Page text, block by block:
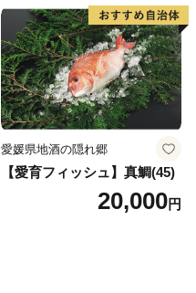
取り寄せグルメ 魚醤 ナンプ
ラー 愛知県 小牧市 冷凍 送料
無料
愛媛県地酒の隠れ郷
【愛育フィッシュ】真鯛(45)
20,000円